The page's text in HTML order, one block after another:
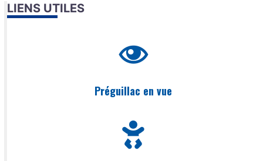
LIENS UTILES
Préguillac en vue